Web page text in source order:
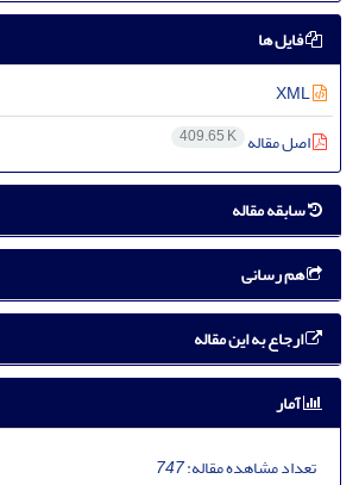
فایل ها
اصل مقاله 409.65 K
سابقه مقاله
هم رسانی
ارجاع به این مقاله
آمار
تعداد مشاهده مقاله:747